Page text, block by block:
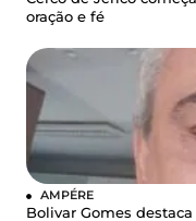
oração e fé
AMPÉRE
Bolivar Gomes